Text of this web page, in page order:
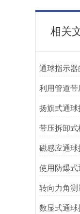
相关
通球指示器
扬旗式通
带压拆卸式
转向力角测